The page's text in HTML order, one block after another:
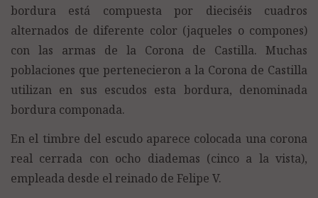
bordura está compuesta por dieciséis cuadros
alternados de diferente color (jaqueles o compones)
con las armas de la Corona de Castilla. Muchas
poblaciones que pertenecieron a la Corona de Castilla
utilizan en sus escudos esta bordura, denominada
bordura componada.
En el timbre del escudo aparece colocada una corona
real cerrada con ocho diademas (cinco a la vista),
empleada desde el reinado de Felipe V.